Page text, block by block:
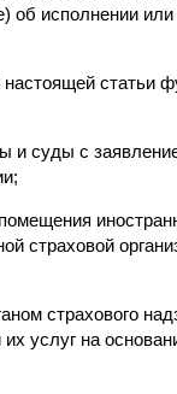
исполнении
статьи
и суды с
страховой
страхового
услуг на